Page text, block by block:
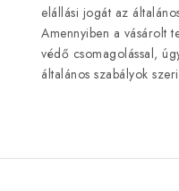
elállási jogát az
Amennyiben a vásárolt
védő csomagolással,
általános szabályok